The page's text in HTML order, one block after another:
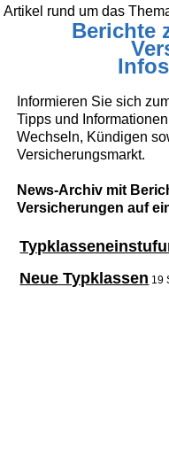
Artikel rund um das
Berichte
Informieren Sie sich
Tipps und
Wechseln, Kündigen
Versicherungsmarkt.
News-Archiv mit
Versicherungen auf
Neue Typklassen 19